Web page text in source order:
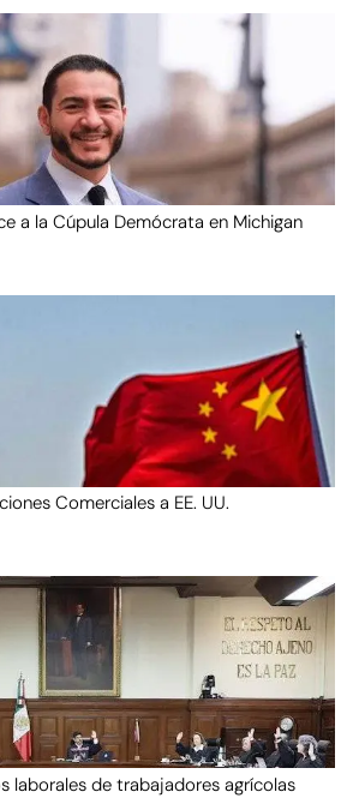
a la Cúpula Demócrata en Michigan
Comerciales a EE. UU.
laborales de trabajadores agrícolas